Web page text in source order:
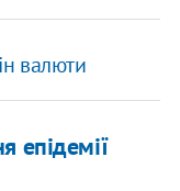
валюти
епідемії